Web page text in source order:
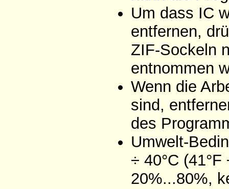
Um dass IC
entfernen,
ZIF-Sockeln
entnommen
Wenn die
sind,
des
Umwelt-
÷ 40°C
20%...80%,